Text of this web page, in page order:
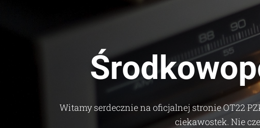
Witamy serdecznie na oficjalnej stronie OT22
ciekawostek. Nie